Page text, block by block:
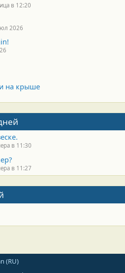
в 12:20
2026
на крыше
в 11:30
в 11:27
(RU)